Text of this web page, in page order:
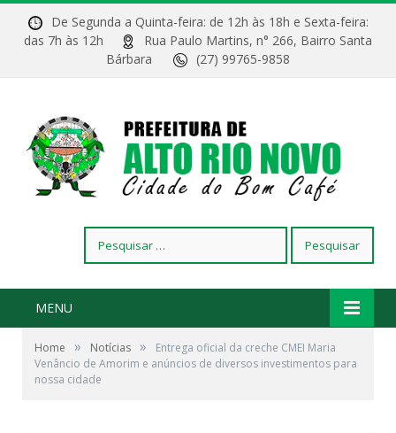
De Segunda a Quinta-feira: de 12h às 18h e Sexta-feira:
das 7h às 12h
Rua Paulo Martins, n° 266, Bairro Santa
Bárbara
(27) 99765-9858
por:
MENU
Home » Notícias »
Entrega oficial da creche CMEI Maria
Venâncio de Amorim e anúncios de diversos investimentos para
nossa cidade